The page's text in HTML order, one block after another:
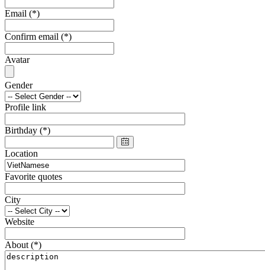
Email (*)
Confirm email (*)
Avatar
Gender
Profile link
Birthday (*)
Location
Favorite quotes
City
Website
About (*)